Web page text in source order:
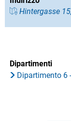
Hintergasse
Dipartimenti
Dipartimento 6